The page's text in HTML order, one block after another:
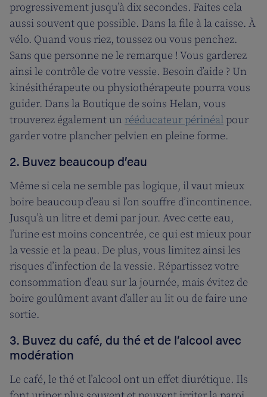
progressivement jusqu’à dix secondes. Faites cela
aussi souvent que possible. Dans la file à la caisse. À
vélo. Quand vous riez, toussez ou vous penchez.
Sans que personne ne le remarque ! Vous garderez
ainsi le contrôle de votre vessie. Besoin d’aide ? Un
kinésithérapeute ou physiothérapeute pourra vous
guider. Dans la Boutique de soins Helan, vous
trouverez également un rééducateur périnéal pour
garder votre plancher pelvien en pleine forme.
2. Buvez beaucoup d’eau
Même si cela ne semble pas logique, il vaut mieux
boire beaucoup d’eau si l’on souffre d’incontinence.
Jusqu’à un litre et demi par jour. Avec cette eau,
l’urine est moins concentrée, ce qui est mieux pour
la vessie et la peau. De plus, vous limitez ainsi les
risques d’infection de la vessie. Répartissez votre
consommation d’eau sur la journée, mais évitez de
boire goulûment avant d’aller au lit ou de faire une
sortie.
3. Buvez du café, du thé et de l’alcool avec
modération
Le café, le thé et l’alcool ont un effet diurétique. Ils